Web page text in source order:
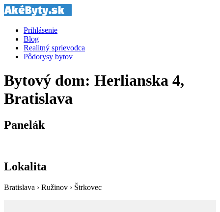
Prihlásenie
Blog
Realitný sprievodca
Pôdorysy bytov
Bytový dom: Herlianska 4,
Bratislava
Panelák
Lokalita
Bratislava › Ružinov › Štrkovec